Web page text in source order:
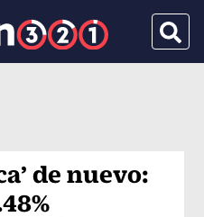
de nuevo: